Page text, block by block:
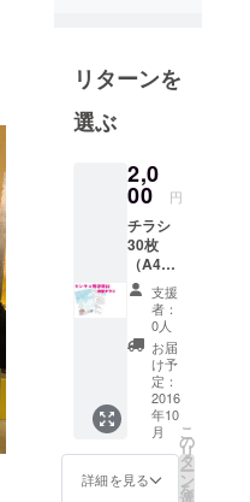
グに合わせ
て日本全国
で様々な団
体が様々な
仕掛けを準
備していま
す。私たち
は、日本一
若者が参画
する街 岡山
を目指して
「センキョ
割」という
活動をしま
す。
リターンを
選ぶ
2,0
00 円
チラシ
30枚
（A4サ
イズ
横 210
㎜×
縦 297
㎜）
支援
者：
0人
お届
け予
定：
2016
年10
月
詳細を見る
こ
の
リ
タ
ー
ン
を